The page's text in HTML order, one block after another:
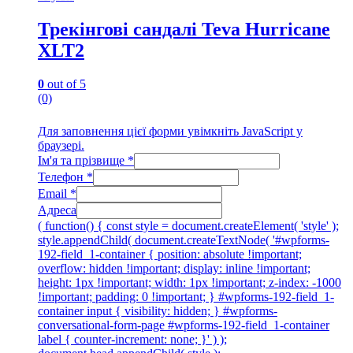
Трекінгові сандалі Teva Hurricane
XLT2
0 out of 5
(0)
Для заповнення цієї форми увімкніть JavaScript у
браузері.
Ім'я та прізвище *
Телефон *
Email *
Адреса
( function() { const style = document.createElement( 'style' );
style.appendChild( document.createTextNode( '#wpforms-
192-field_1-container { position: absolute !important;
overflow: hidden !important; display: inline !important;
height: 1px !important; width: 1px !important; z-index: -1000
!important; padding: 0 !important; } #wpforms-192-field_1-
container input { visibility: hidden; } #wpforms-
conversational-form-page #wpforms-192-field_1-container
label { counter-increment: none; }' ) );